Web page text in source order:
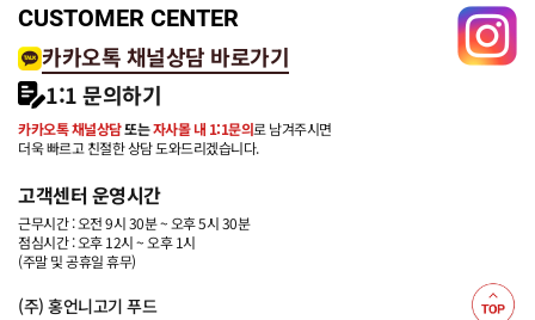
CUSTOMER CENTER
카카오톡 채널상담 바로가기
1:1 문의하기
카카오톡 채널상담또는자사몰 내 1:1문의로 남겨주시면
더욱 빠르고 친절한 상담 도와드리겠습니다.
고객센터 운영시간
근무시간 : 오전 9시 30분 ~ 오후 5시 30분
점심시간 : 오후 12시 ~ 오후 1시
(주말 및 공휴일 휴무)
(주) 홍언니고기 푸드